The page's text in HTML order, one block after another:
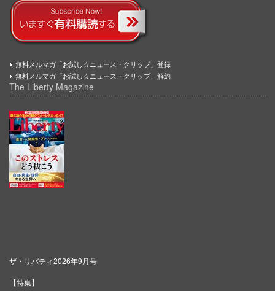
無料メルマガ「お試し☆ニュース・クリップ」登録
無料メルマガ「お試し☆ニュース・クリップ」解約
The Liberty Magazine
ザ・リバティ2026年9月号
【特集】